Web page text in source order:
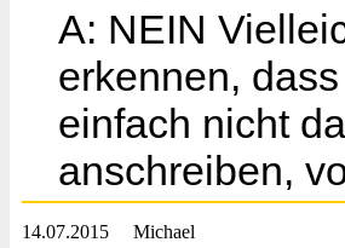
A: NEIN
erkennen,
einfach nicht
anschreiben,
14.07.2015 Michael